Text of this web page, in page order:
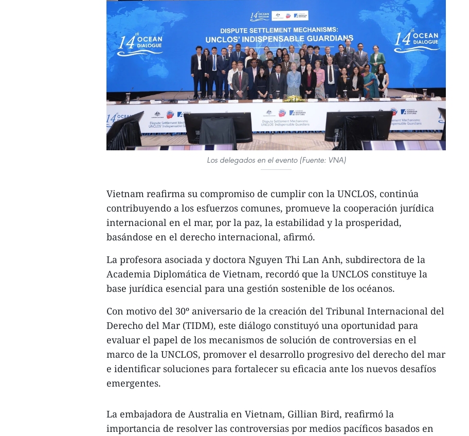
Los delegados en el evento (Fuente: VNA)
Vietnam reafirma su compromiso de cumplir con la UNCLOS, continúa
contribuyendo a los esfuerzos comunes, promueve la cooperación jurídica
internacional en el mar, por la paz, la estabilidad y la prosperidad,
basándose en el derecho internacional, afirmó.
La profesora asociada y doctora Nguyen Thi Lan Anh, subdirectora de la
Academia Diplomática de Vietnam, recordó que la UNCLOS constituye la
base jurídica esencial para una gestión sostenible de los océanos.
Con motivo del 30º aniversario de la creación del Tribunal Internacional del
Derecho del Mar (TIDM), este diálogo constituyó una oportunidad para
evaluar el papel de los mecanismos de solución de controversias en el
marco de la UNCLOS, promover el desarrollo progresivo del derecho del mar
e identificar soluciones para fortalecer su eficacia ante los nuevos desafíos
emergentes.
La embajadora de Australia en Vietnam, Gillian Bird, reafirmó la
importancia de resolver las controversias por medios pacíficos basados en